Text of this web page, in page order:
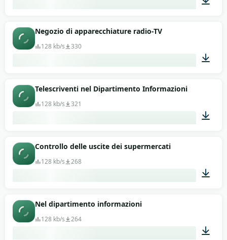
Negozio di apparecchiature radio-TV
128 kb/s 330
Telescriventi nel Dipartimento Informazioni
128 kb/s 321
Controllo delle uscite dei supermercati
128 kb/s 268
Nel dipartimento informazioni
128 kb/s 264